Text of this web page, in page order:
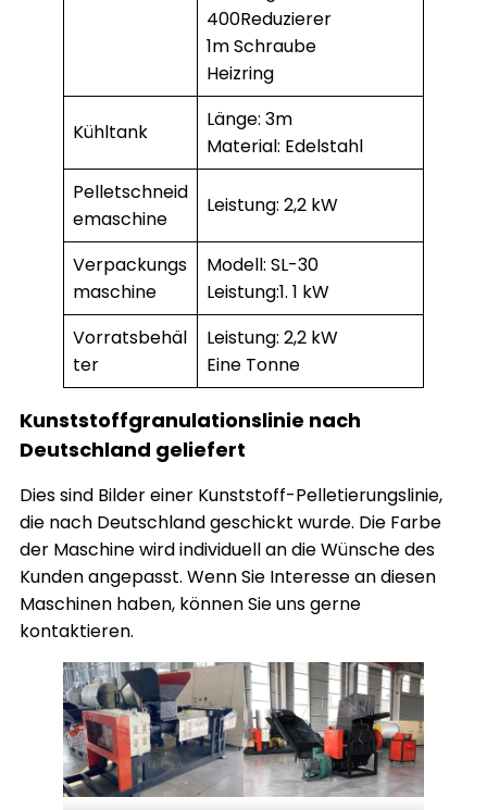
400Reduzierer
1m Schraube
Heizring
Kühltank
Länge: 3m
Material: Edelstahl
Pelletschneid
emaschine
Leistung: 2,2 kW
Verpackungs
maschine
Modell: SL-30
Leistung:1. 1 kW
Vorratsbehäl
ter
Leistung: 2,2 kW
Eine Tonne
Kunststoffgranulationslinie nach
Deutschland geliefert
Dies sind Bilder einer Kunststoff-Pelletierungslinie,
die nach Deutschland geschickt wurde. Die Farbe
der Maschine wird individuell an die Wünsche des
Kunden angepasst. Wenn Sie Interesse an diesen
Maschinen haben, können Sie uns gerne
kontaktieren.